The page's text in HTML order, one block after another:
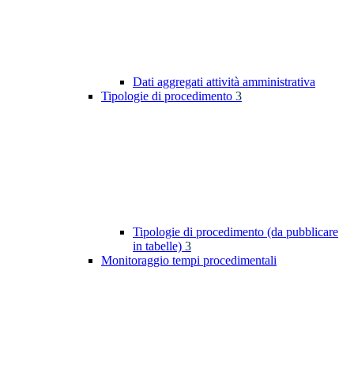
Dati aggregati attività amministrativa
Tipologie di procedimento 3
Tipologie di procedimento (da pubblicare
in tabelle) 3
Monitoraggio tempi procedimentali